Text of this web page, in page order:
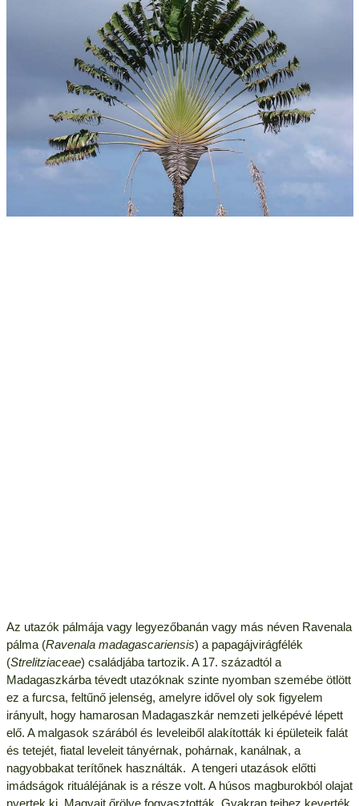
Az utazók pálmája vagy legyezőbanán vagy más néven Ravenala
pálma (Ravenala madagascariensis) a papagájvirágfélék
(Strelitziaceae) családjába tartozik. A 17. századtól a
Madagaszkárba tévedt utazóknak szinte nyomban szemébe ötlött
ez a furcsa, feltűnő jelenség, amelyre idővel oly sok figyelem
irányult, hogy hamarosan Madagaszkár nemzeti jelképévé lépett
elő. A malgasok szárából és leveleiből alakították ki épületeik falát
és tetejét, fiatal leveleit tányérnak, pohárnak, kanálnak, a
nagyobbakat terítőnek használták. A tengeri utazások előtti
imádságok rituáléjának is a része volt. A húsos magburokból olajat
nyertek ki. Magvait őrölve fogyasztották. Gyakran tejhez keverték